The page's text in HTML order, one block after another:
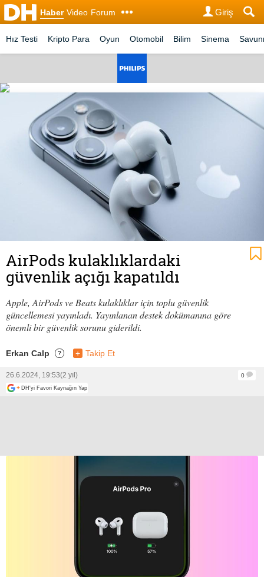
Haber Video Forum Giriş
Hız Testi Kripto Para Oyun Otomobil Bilim Sinema
AirPods kulaklıklardaki
güvenlik açığı kapatıldı
Apple, AirPods ve Beats kulaklıklar için toplu güvenlik
güncellemesi yayınladı. Yayınlanan destek dokümanına göre
önemli bir güvenlik sorunu giderildi.
Erkan Calp ? + Takip Et
26.6.2024, 19:53(2 yıl)
0
+ DH'yi Favori Kaynağın Yap